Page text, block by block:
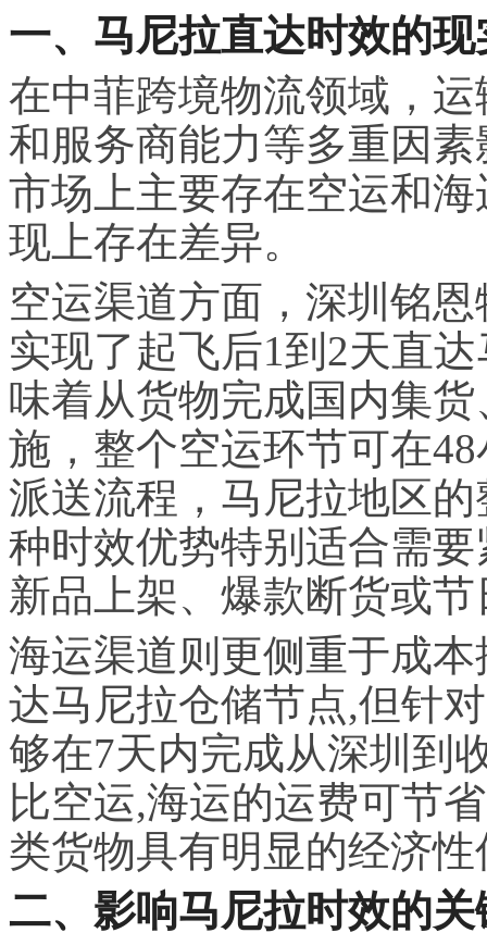
一、马尼拉直达时效的现
在中菲跨境物流领域，
和服务商能力等多重因
市场上主要存在空运和
现上存在差异。
空运渠道方面，深圳铭
实现了起飞后1到2天直
味着从货物完成国内集
施，整个空运环节可在
派送流程，马尼拉地区
种时效优势特别适合需
新品上架、爆款断货或
海运渠道则更侧重于成
达马尼拉仓储节点,但针
够在7天内完成从深圳到
比空运,海运的运费可节
类货物具有明显的经济性
二、影响马尼拉时效的关